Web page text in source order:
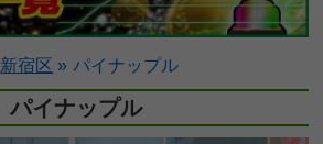
新宿区 » パイナップル
パイナップル